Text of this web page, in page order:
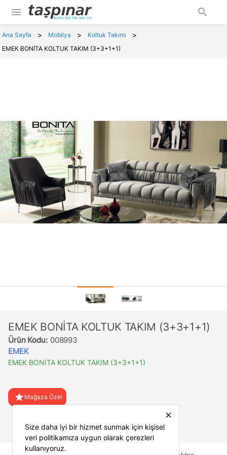
menu search
Ana Sayfa > Mobilya > Koltuk Takımı >
EMEK BONİTA KOLTUK TAKIM (3+3+1+1)
EMEK BONİTA KOLTUK TAKIM (3+3+1+1)
Ürün Kodu: 008993
EMEK
EMEK BONİTA KOLTUK TAKIM (3+3+1+1)
star Mağaza Özel
close
Size daha iyi bir hizmet sunmak için kişisel
veri politikamıza uygun olarak çerezleri
kullanıyoruz.